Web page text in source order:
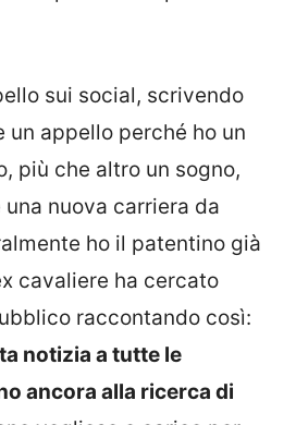
sui social, scrivendo
un appello perché ho un
più che altro un sogno,
nuova carriera da
ho il patentino già
cavaliere ha cercato
raccontando così:
notizia a tutte le
ancora alla ricerca di